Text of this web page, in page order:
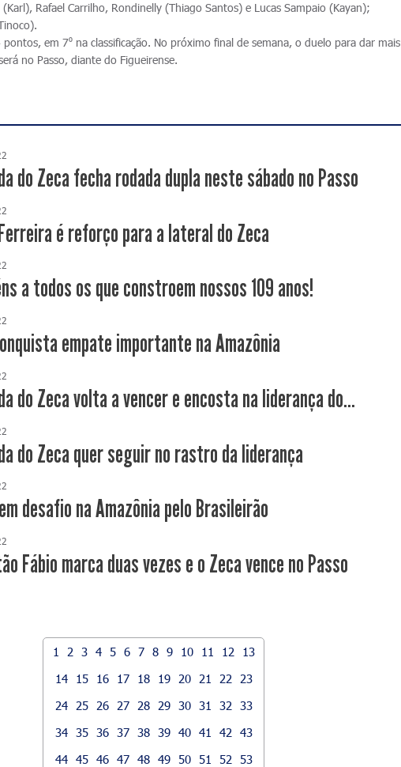
Rafael Carrilho, Rondinelly (Thiago Santos) e Lucas Sampaio (Kayan);
em 7⁰ na classificação. No próximo final de semana, o duelo para dar mais
no Passo, diante do Figueirense.
do Zeca fecha rodada dupla neste sábado no Passo
é reforço para a lateral do Zeca
a todos os que constroem nossos 109 anos!
empate importante na Amazônia
do Zeca volta a vencer e encosta na liderança do...
do Zeca quer seguir no rastro da liderança
desafio na Amazônia pelo Brasileirão
Fábio marca duas vezes e o Zeca vence no Passo
1 2 3 4 5 6 7 8 9 10 11 12
13
14
15 16 17 18 19 20 21 22
23
24
25 26 27 28 29 30 31 32
33
34 35 36 37 38 39 40 41 42
43
44 45 46 47 48 49 50 51 52
53